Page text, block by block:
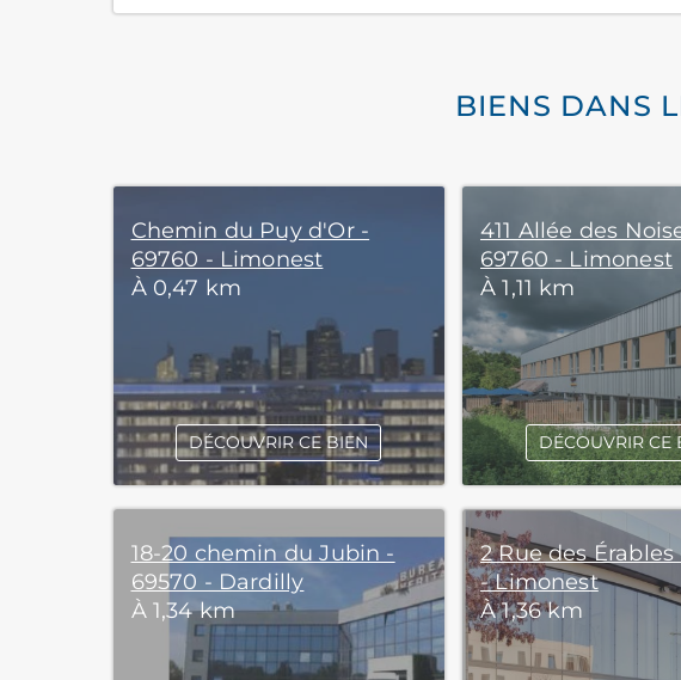
BIENS DANS
Chemin du Puy d'Or -
69760 - Limonest
À 0,47 km
DÉCOUVRIR CE BIEN
411 Allée des
69760 - Limonest
À 1,11 km
DÉCOUVRIR CE
18-20 chemin du Jubin -
69570 - Dardilly
À 1,34 km
2 Rue des Érables
- Limonest
À 1,36 km